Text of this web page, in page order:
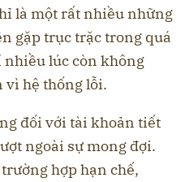
là một rất nhiều những
gặp trục trặc trong quá
lúc còn không
hệ thống lỗi.
đối với tài khoản tiết
ngoài sự mong đợi.
hợp hạn chế,